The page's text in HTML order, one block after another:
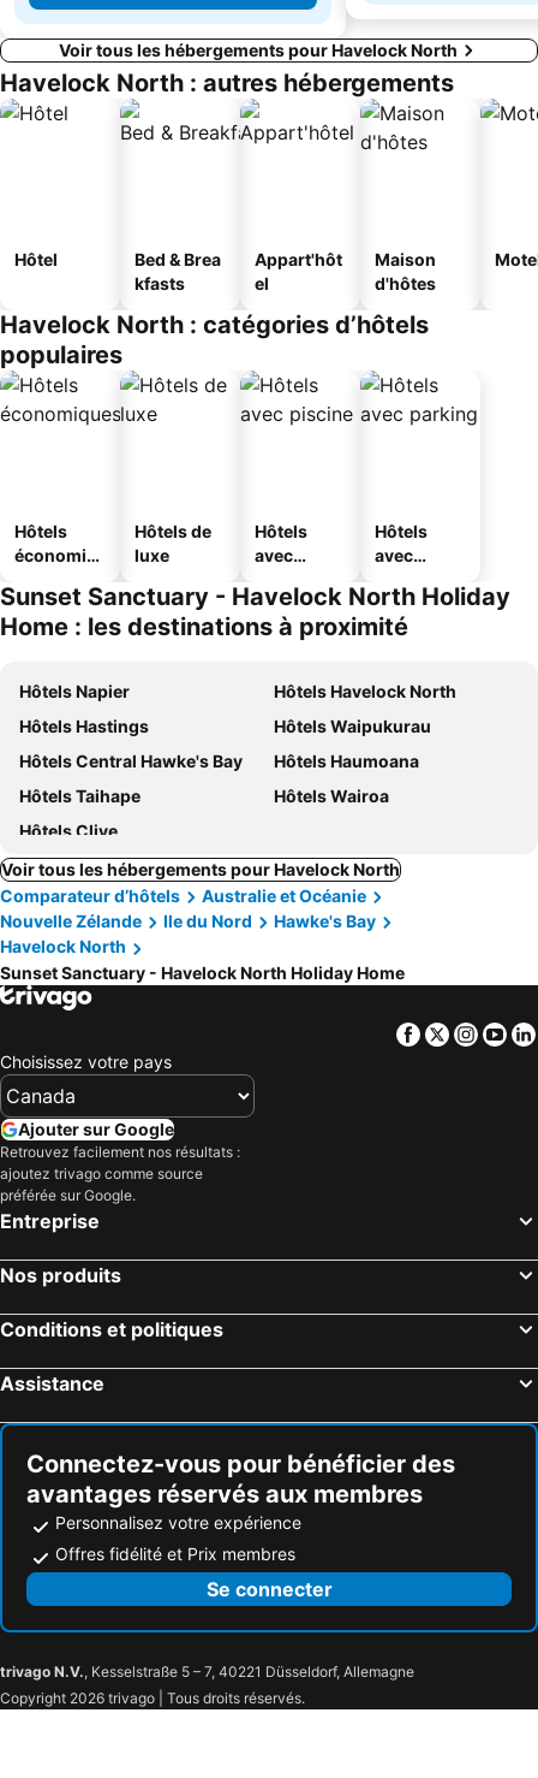
Voir tous les hébergements pour Havelock North
Havelock North : autres hébergements
Hôtel
Bed & Brea
kfasts
Appart'hôt
el
Maison
d'hôtes
Havelock North : catégories d’hôtels
populaires
Hôtels
économiq
Hôtels de
luxe
Hôtels
avec
Hôtels
avec
Sunset Sanctuary - Havelock North Holiday
Home : les destinations à proximité
Hôtels Napier
Hôtels Havelock North
Hôtels Hastings
Hôtels Waipukurau
Hôtels Central Hawke's Bay
Hôtels Haumoana
Hôtels Taihape
Hôtels Wairoa
Hôtels Clive
Voir tous les hébergements pour Havelock North
Comparateur d’hôtels
Australie et Océanie
Nouvelle Zélande
Ile du Nord
Hawke's Bay
Havelock North
Sunset Sanctuary - Havelock North Holiday Home
Facebook
Twitter
Choisissez votre pays
Ajouter sur Google
Retrouvez facilement nos résultats :
ajoutez trivago comme source
préférée sur Google.
Entreprise
Nos produits
Conditions et politiques
Assistance
Connectez-vous pour bénéficier des
avantages réservés aux membres
Personnalisez votre expérience
Offres fidélité et Prix membres
Se connecter
trivago N.V., Kesselstraße 5 – 7, 40221 Düsseldorf, Allemagne
Copyright 2026 trivago | Tous droits réservés.